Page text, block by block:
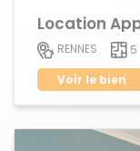
RENNES 5
Voir le bien